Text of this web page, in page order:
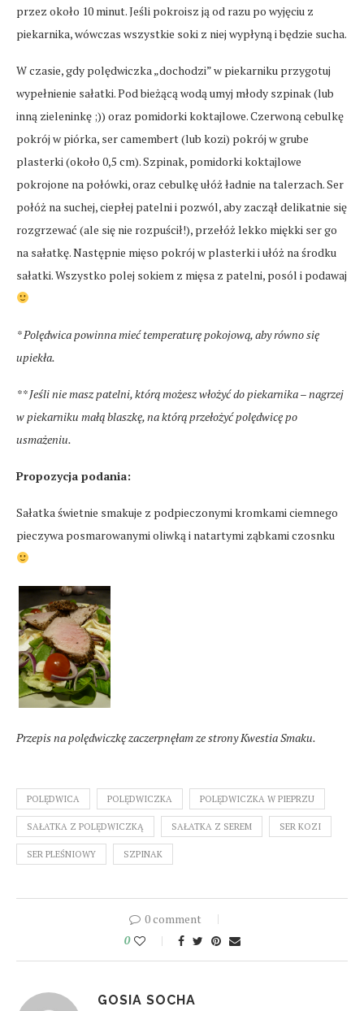
przez około 10 minut. Jeśli pokroisz ją od razu po wyjęciu z
piekarnika, wówczas wszystkie soki z niej wypłyną i będzie sucha.
W czasie, gdy polędwiczka „dochodzi” w piekarniku przygotuj
wypełnienie sałatki. Pod bieżącą wodą umyj młody szpinak (lub
inną zieleninkę ;)) oraz pomidorki koktajlowe. Czerwoną cebulkę
pokrój w piórka, ser camembert (lub kozi) pokrój w grube
plasterki (około 0,5 cm). Szpinak, pomidorki koktajlowe
pokrojone na połówki, oraz cebulkę ułóż ładnie na talerzach. Ser
połóż na suchej, ciepłej patelni i pozwól, aby zaczął delikatnie się
rozgrzewać (ale się nie rozpuścił!), przełóż lekko miękki ser go
na sałatkę. Następnie mięso pokrój w plasterki i ułóż na środku
sałatki. Wszystko polej sokiem z mięsa z patelni, posól i podawaj
* Polędwica powinna mieć temperaturę pokojową, aby równo się
upiekła.
** Jeśli nie masz patelni, którą możesz włożyć do piekarnika – nagrzej
w piekarniku małą blaszkę, na którą przełożyć polędwicę po
usmażeniu.
Propozycja podania:
Sałatka świetnie smakuje z podpieczonymi kromkami ciemnego
pieczywa posmarowanymi oliwką i natartymi ząbkami czosnku
Przepis na polędwiczkę zaczerpnęłam ze strony Kwestia Smaku.
POLĘDWICA POLĘDWICZKA POLĘDWICZKA W PIEPRZU
SAŁATKA Z POLĘDWICZKĄ SAŁATKA Z SEREM SER KOZI
SER PLEŚNIOWY SZPINAK
0 comment
0
GOSIA SOCHA